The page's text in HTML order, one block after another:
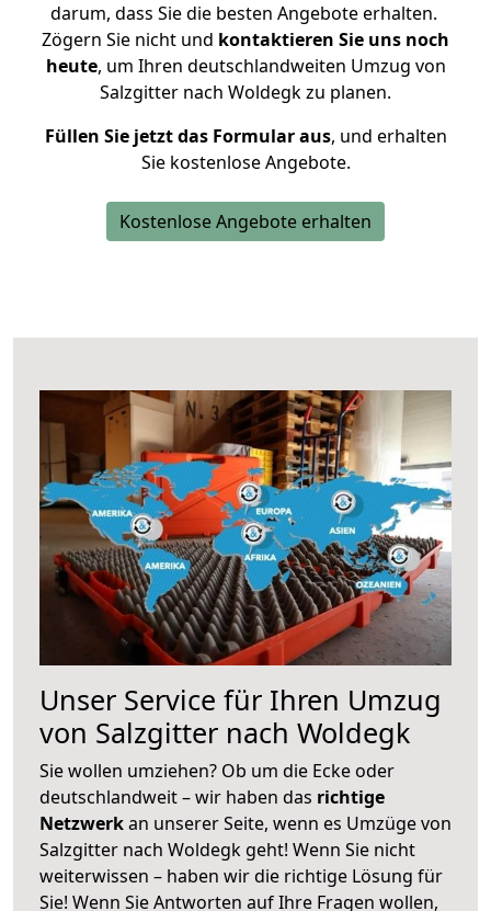
darum, dass Sie die besten Angebote erhalten.
Zögern Sie nicht und kontaktieren Sie uns noch
heute, um Ihren deutschlandweiten Umzug von
Salzgitter nach Woldegk zu planen.
Füllen Sie jetzt das Formular aus, und erhalten
Sie kostenlose Angebote.
Kostenlose Angebote erhalten
Unser Service für Ihren Umzug
von Salzgitter nach Woldegk
Sie wollen umziehen? Ob um die Ecke oder
deutschlandweit – wir haben das richtige
Netzwerkan unserer Seite, wenn es Umzüge von
Salzgitter nach Woldegk geht! Wenn Sie nicht
weiterwissen – haben wir die richtige Lösung für
Sie! Wenn Sie Antworten auf Ihre Fragen wollen,